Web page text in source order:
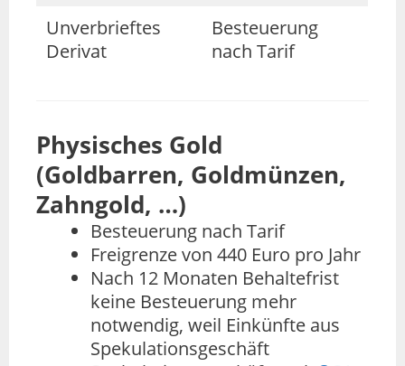
Unverbrieftes
Derivat
Besteuerung
nach Tarif
Physisches Gold
(Goldbarren, Goldmünzen,
Zahngold, …)
Besteuerung nach Tarif
Freigrenze von 440 Euro pro Jahr
Nach 12 Monaten Behaltefrist
keine Besteuerung mehr
notwendig, weil Einkünfte aus
Spekulationsgeschäft